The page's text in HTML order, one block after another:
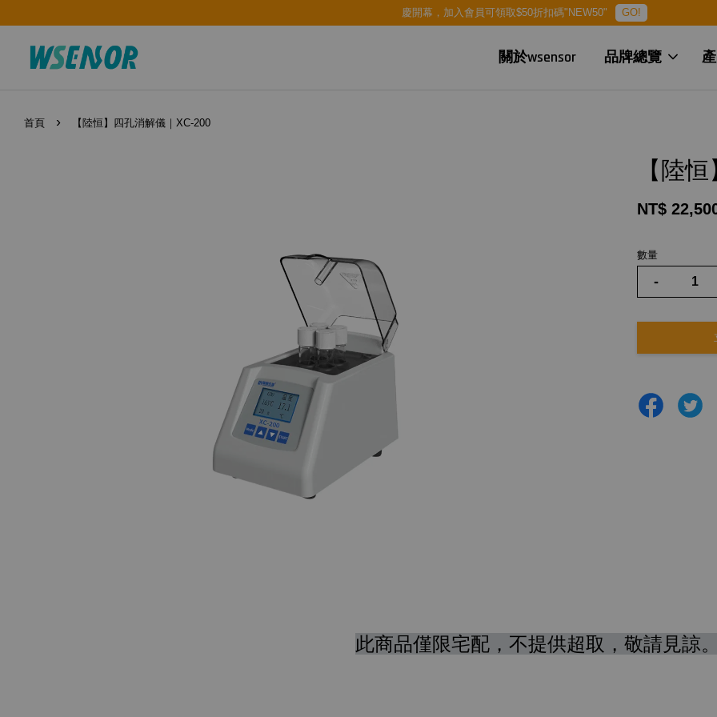
慶開幕，加入會員可領取$50折扣碼"NEW50" GO!
關於wsensor 品牌總覽
首頁 › 【陸恒】四孔消解儀｜XC-200
【陸
NT$
數量
-
此商品僅限宅配，不提供超取，敬請見諒